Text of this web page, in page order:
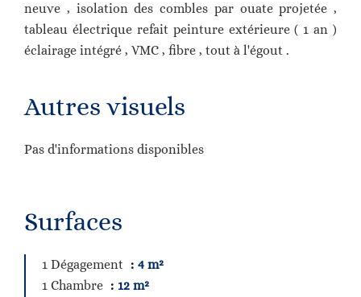
neuve , isolation des combles par ouate projetée ,
tableau électrique refait peinture extérieure ( 1 an )
éclairage intégré , VMC , fibre , tout à l'égout .
Autres visuels
Pas d'informations disponibles
Surfaces
1 Dégagement
4 m²
1 Chambre
12 m²